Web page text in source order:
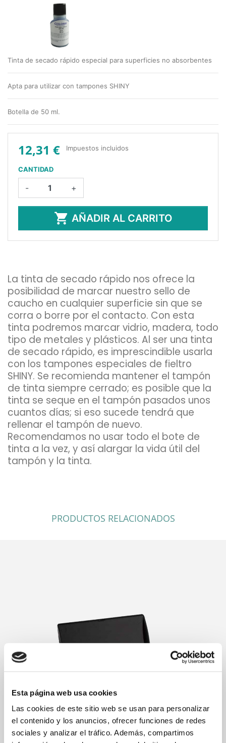
Esta página web usa cookies
Las cookies de este sitio web se usan para personalizar
el contenido y los anuncios, ofrecer funciones de redes
sociales y analizar el tráfico. Además, compartimos
12,31 € Impuestos incluidos
CANTIDAD
- +
 AÑADIR AL CARRITO
Tinta de secado rápido especial para superficies no absorbentes
Apta para utilizar con tampones SHINY
Botella de 50 ml.
La tinta de secado rápido nos ofrece la
posibilidad de marcar nuestro sello de
caucho en cualquier superficie sin que se
corra o borre por el contacto. Con esta
tinta podremos marcar vidrio, madera, todo
tipo de metales y plásticos. Al ser una tinta
de secado rápido, es imprescindible usarla
con los tampones especiales de fieltro
SHINY. Se recomienda mantener el tampón
de tinta siempre cerrado; es posible que la
tinta se seque en el tampón pasados unos
cuantos días; si eso sucede tendrá que
rellenar el tampón de nuevo.
Recomendamos no usar todo el bote de
tinta a la vez, y así alargar la vida útil del
tampón y la tinta.
PRODUCTOS RELACIONADOS